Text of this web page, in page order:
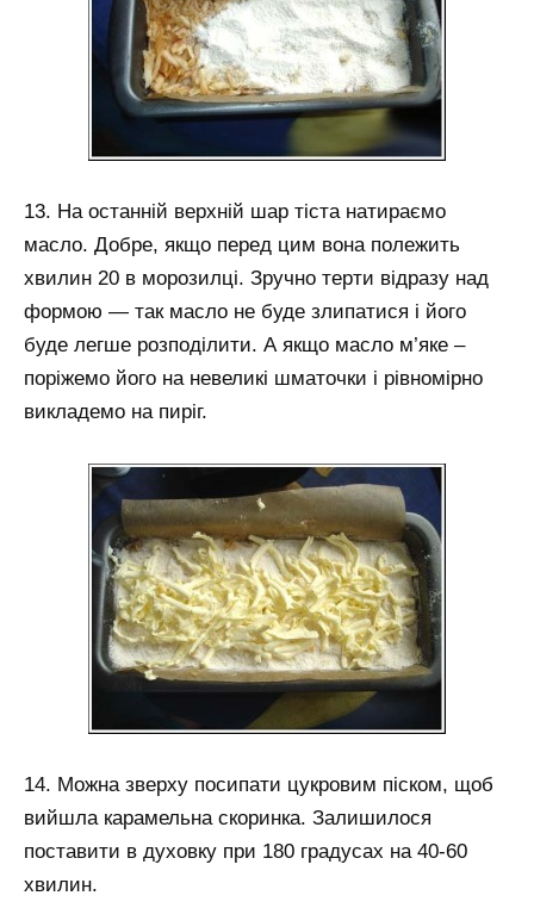
13. На останній верхній шар тіста натираємо
масло. Добре, якщо перед цим вона полежить
хвилин 20 в морозилці. Зручно терти відразу над
формою — так масло не буде злипатися і його
буде легше розподілити. А якщо масло м’яке –
поріжемо його на невеликі шматочки і рівномірно
викладемо на пиріг.
14. Можна зверху посипати цукровим піском, щоб
вийшла карамельна скоринка. Залишилося
поставити в духовку при 180 градусах на 40-60
хвилин.